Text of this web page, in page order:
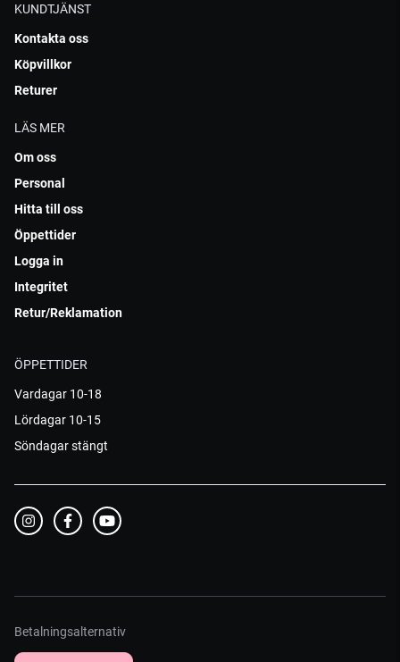
KUNDTJÄNST
Kontakta oss
Köpvillkor
Returer
LÄS MER
Om oss
Personal
Hitta till oss
Öppettider
Logga in
Integritet
Retur/Reklamation
ÖPPETTIDER
Vardagar 10-18
Lördagar 10-15
Söndagar stängt
Betalningsalternativ